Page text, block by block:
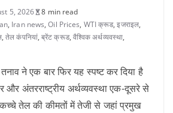
5, 2026
8 min read
, Iran news,Oil Prices, WTI क्रूड,इजराइल,
,तेल कंपनियां,ब्रेंट क्रूड, वैश्विक अर्थव्यवस्था,
ने एक बार फिर यह स्पष्ट कर दिया है
और अंतरराष्ट्रीय अर्थव्यवस्था एक-दूसरे से
तेल की कीमतों में तेजी से जहां प्रमुख